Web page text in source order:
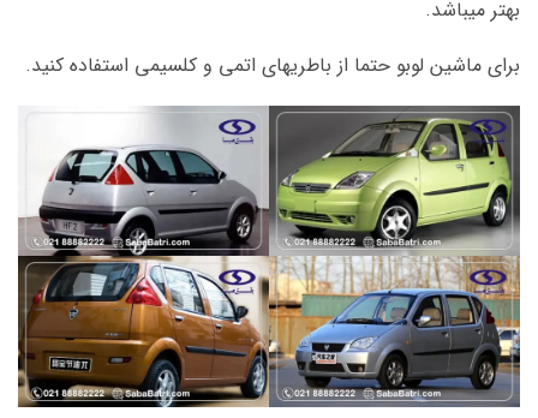
بهتر میباشد.
برای ماشین لوبو حتما از باطریهای اتمی و کلسیمی استفاده کنید.